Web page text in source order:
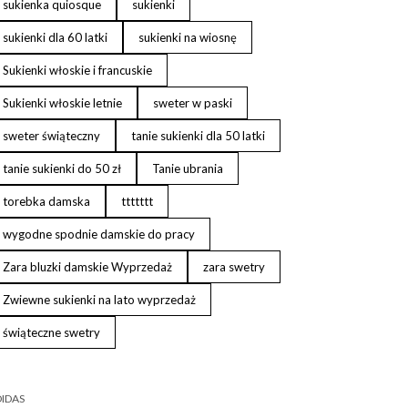
sukienka quiosque sukienki
sukienki dla 60 latki sukienki na wiosnę
Sukienki włoskie i francuskie
Sukienki włoskie letnie sweter w paski
sweter świąteczny tanie sukienki dla 50 latki
tanie sukienki do 50 zł Tanie ubrania
torebka damska ttttttt
wygodne spodnie damskie do pracy
Zara bluzki damskie Wyprzedaż zara swetry
Zwiewne sukienki na lato wyprzedaż
świąteczne swetry